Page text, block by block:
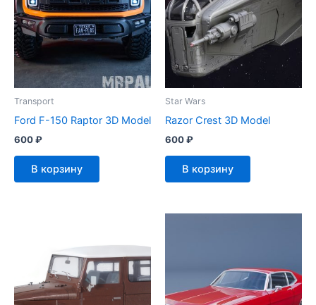
Transport
Ford F-150 Raptor 3D Model
600₽
В корзину
Star Wars
Razor Crest 3D Model
600₽
В корзину